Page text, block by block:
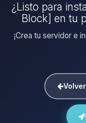
¿Listo para
Block] en tu
¡Crea tu servidor e